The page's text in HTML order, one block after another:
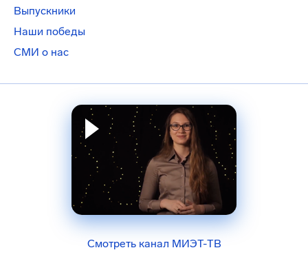
Выпускники
Наши победы
СМИ о нас
Смотреть канал МИЭТ-ТВ